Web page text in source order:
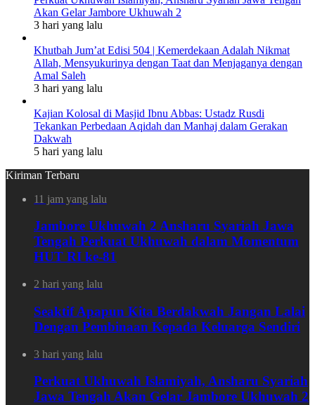
Akan Gelar Jambore Ukhuwah 2
3 hari yang lalu
Khutbah Jum’at Edisi 504 | Kemerdekaan Adalah Nikmat
Allah, Mensyukurinya dengan Taat dan Menjaganya dengan
Amal Saleh
3 hari yang lalu
Kajian Kolosal di Masjid Ibnu Abbas: Ustadz Rusdi
Tekankan Perbedaan Aqidah dan Manhaj dalam Gerakan
Dakwah
5 hari yang lalu
Kiriman Terbaru
11 jam yang lalu
Jambore Ukhuwah 2 Ansharu Syariah Jawa
Tengah Perkuat Ukhuwah dalam Momentum
HUT RI ke-81
2 hari yang lalu
Seaktif Apapun Kita Berdakwah Jangan Lalai
Dengan Pembinaan Kepada Keluarga Sendiri
3 hari yang lalu
Perkuat Ukhuwah Islamiyah, Ansharu Syariah
Jawa Tengah Akan Gelar Jambore Ukhuwah 2